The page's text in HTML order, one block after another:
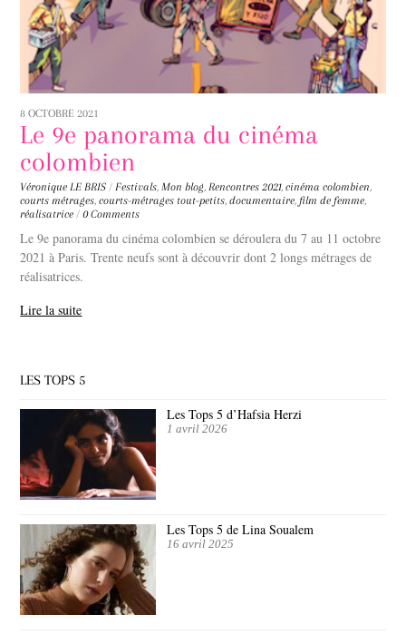
8 OCTOBRE 2021
Le 9e panorama du cinéma
colombien
Véronique LE BRIS / Festivals, Mon blog, Rencontres 2021,cinéma colombien,
courts métrages,courts-métrages tout-petits,documentaire, film de femme,
réalisatrice / 0 Comments
Le 9e panorama du cinéma colombien se déroulera du 7 au 11 octobre
2021 à Paris. Trente neufs sont à découvrir dont 2 longs métrages de
réalisatrices.
Lire la suite
LES TOPS 5
Les Tops 5 d’Hafsia Herzi
1 avril 2026
Les Tops 5 de Lina Soualem
16 avril 2025